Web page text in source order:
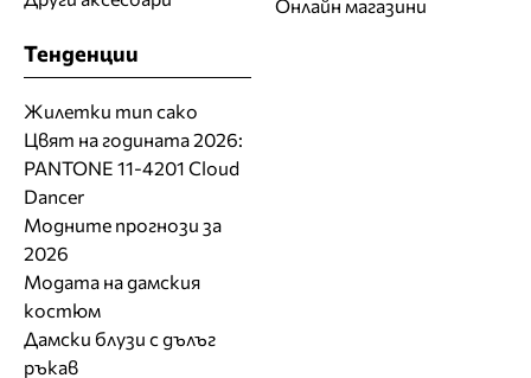
Онлайн магазини
Тенденции
Жилетки тип сако
Цвят на годината 2026:
PANTONE 11-4201 Cloud
Dancer
Модните прогнози за
2026
Модата на дамския
костюм
Дамски блузи с дълъг
ръкав